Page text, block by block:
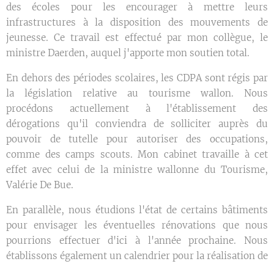
des écoles pour les encourager à mettre leurs
infrastructures à la disposition des mouvements de
jeunesse. Ce travail est effectué par mon collègue, le
ministre Daerden, auquel j'apporte mon soutien total.
En dehors des périodes scolaires, les CDPA sont régis par
la législation relative au tourisme wallon. Nous
procédons actuellement à l'établissement des
dérogations qu'il conviendra de solliciter auprès du
pouvoir de tutelle pour autoriser des occupations,
comme des camps scouts. Mon cabinet travaille à cet
effet avec celui de la ministre wallonne du Tourisme,
Valérie De Bue.
En parallèle, nous étudions l'état de certains bâtiments
pour envisager les éventuelles rénovations que nous
pourrions effectuer d'ici à l'année prochaine. Nous
établissons également un calendrier pour la réalisation de